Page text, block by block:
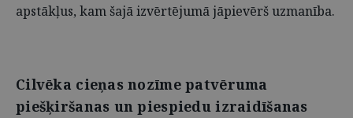
apstākļus, kam šajā izvērtējumā jāpievērš uzmanība.
Cilvēka cieņas nozīme patvēruma
piešķiršanas un piespiedu izraidīšanas